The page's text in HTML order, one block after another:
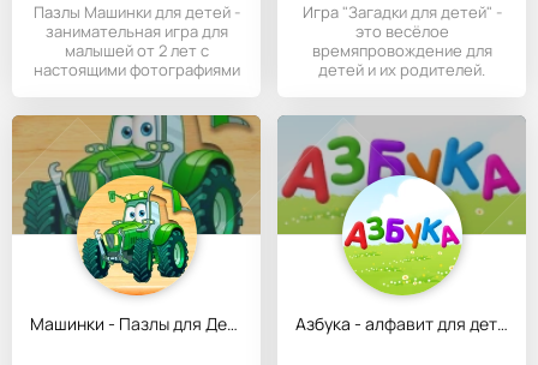
Пазлы Машинки для детей -
занимательная игра для
малышей от 2 лет с
настоящими фотографиями
Игра "Загадки для детей" -
это весёлое
времяпровождение для
детей и их родителей.
Машинки - Пазлы для Детей Азбука - алфавит для детей